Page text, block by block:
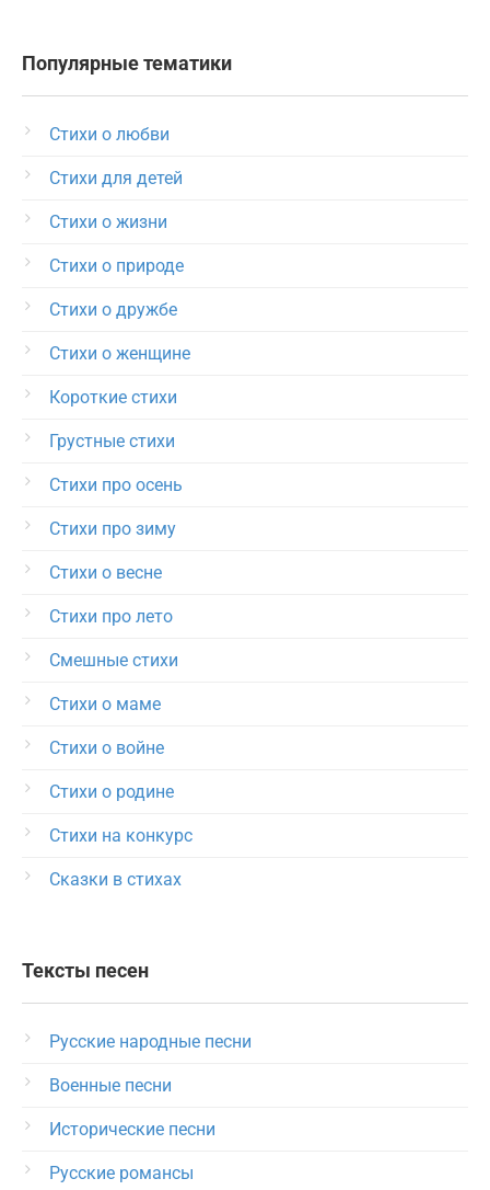
Популярные тематики
Стихи о любви
Стихи для детей
Стихи о жизни
Стихи о природе
Стихи о дружбе
Стихи о женщине
Короткие стихи
Грустные стихи
Стихи про осень
Стихи про зиму
Стихи о весне
Стихи про лето
Смешные стихи
Стихи о маме
Стихи о войне
Стихи о родине
Стихи на конкурс
Сказки в стихах
Тексты песен
Русские народные песни
Военные песни
Исторические песни
Русские романсы